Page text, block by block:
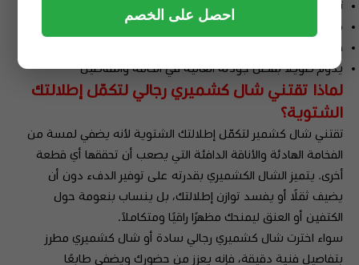
تصميم شرقي أنيق يناسب الذوق الخليجي والعربي
مناسب للمناسبات الرسمية والعائلية
قطعة فنية فاخرة تضيف لمسة تراثية مميزة لإطلالتك
يدوم طويلاً بفضل جودته العالية في الخامة والتفاصيل
لماذا تقتني شال كشميري رجالي لتكمّل إطلالتك
الشتوية؟
تقتني شال كشمير لتكمّل إطلالتك الشتوية لأنه يضفي لمسة من
الفخامة الهادئة والأناقة الدافئة التي يصعب أن تحققها أي قطعة
أخرى. يتميز الشال الكشميري بقدرته على توفير الدفء دون أن
يضيف ثقلًا أو يفسد توازن إطلالتك، بل ينساب بنعومة حول
الكتفين أو العنق ليمنحك مظهرًا راقيًا ومتكاملاً.
سواء اخترت شال كشميري رجالي سادة أو شال كشميري مطرز
بتفاصيل فنية دقيقة، فإنه يعزز من حضورك ويضفي طابعًا
احصل على الخصم